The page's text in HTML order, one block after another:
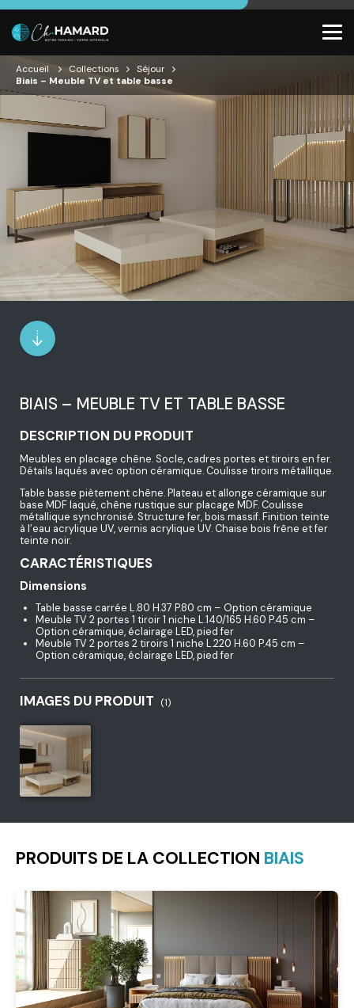
Accueil Collections
Séjour
Biais – Meuble TV et table basse
BIAIS – MEUBLE TV ET TABLE BASSE
DESCRIPTION DU PRODUIT
Meubles en placage chêne. Socle, cadres portes et tiroirs en fer.
Détails laqués avec option céramique. Coulisse tiroirs métallique.
Table basse piètement chêne. Plateau et allonge céramique sur
base MDF laqué, chêne rustique sur placage MDF. Coulisse
métallique synchronisé. Structure fer, bois massif. Finition teinte
à l’eau acrylique UV, vernis acrylique UV. Chaise bois frêne et fer
teinte noir.
CARACTÉRISTIQUES
Dimensions
Table basse carrée L.80 H.37 P.80 cm – Option céramique
Meuble TV 2 portes 1 tiroir 1 niche L.140/165 H.60 P.45 cm –
Option céramique, éclairage LED, pied fer
Meuble TV 2 portes 2 tiroirs 1 niche L.220 H.60 P.45 cm –
Option céramique, éclairage LED, pied fer
IMAGES DU PRODUIT (1)
PRODUITS DE LA COLLECTION BIAIS